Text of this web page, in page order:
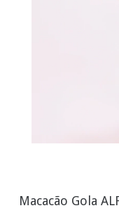
Macacão Gola